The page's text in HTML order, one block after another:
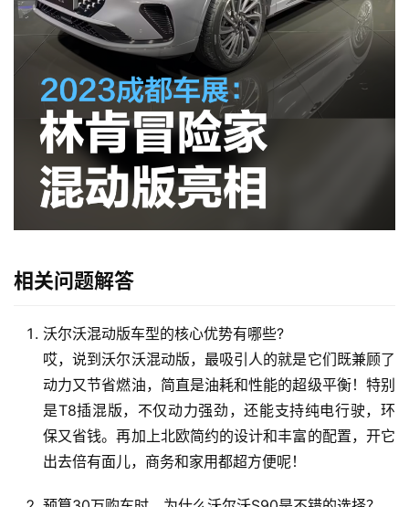
活
识
知
相关问题解答
沃尔沃混动版车型的核心优势有哪些?
哎，说到沃尔沃混动版，最吸引人的就是它们既兼顾了
动力又节省燃油，简直是油耗和性能的超级平衡！特别
是T8插混版，不仅动力强劲，还能支持纯电行驶，环
保又省钱。再加上北欧简约的设计和丰富的配置，开它
出去倍有面儿，商务和家用都超方便呢！